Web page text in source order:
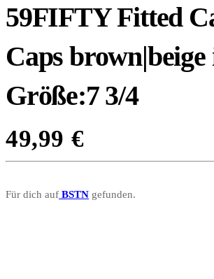
59FIFTY Fitted
Caps brown|beige
Größe:7 3/4
49,99 €
Für dich auf BSTN gefunden.